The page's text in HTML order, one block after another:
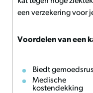
een verzekering voor
Voordelen van een
Biedt
Medische
kostendekking